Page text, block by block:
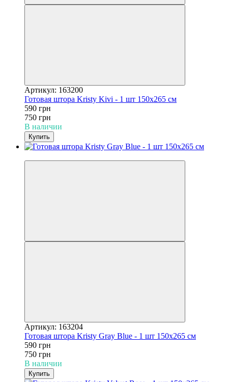
Артикул: 163200
Готовая штора Kristy Kivi - 1 шт 150x265 см
590 грн
750 грн
В наличии
Купить
Артикул: 163204
Готовая штора Kristy Gray Blue - 1 шт 150x265 см
590 грн
750 грн
В наличии
Купить